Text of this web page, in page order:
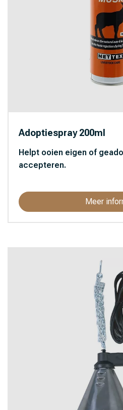
Adoptiespray 200ml
Helpt ooien eigen of
accepteren.
Meer